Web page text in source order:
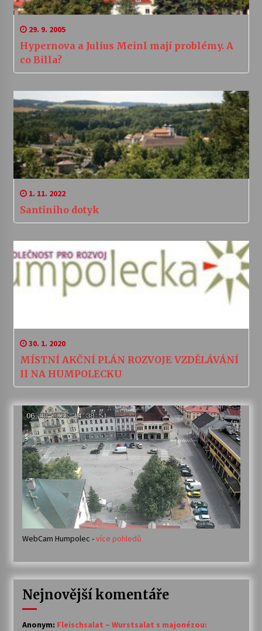
29. 9. 2005
Hypernova a Julius Meinl mají problémy. A
co Billa?
1. 11. 2022
Santiniho dotyk
30. 1. 2020
MÍSTNÍ AKČNÍ PLÁN ROZVOJE VZDĚLÁVÁNÍ
II NA HUMPOLECKU
WebCam Humpolec -více pohledů
Nejnovější komentáře
Anonym: Fleischsalat – Wurstsalat s majonézou: